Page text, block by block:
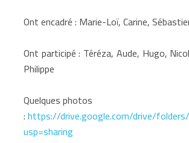
Ont encadré : Marie-Loï, Carine,
Ont participé : Téréza, Aude, Hugo,
Philippe
Quelques photos
:https://drive.google.com/drive/
usp=sharing